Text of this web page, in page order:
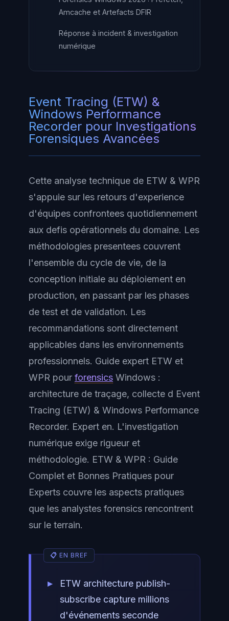
Amcache et Artefacts DFIR
Réponse à incident & investigation
numérique
Event Tracing (ETW) &
Windows Performance
Recorder pour Investigations
Forensiques Avancées
Cette analyse technique de ETW & WPR
s'appuie sur les retours d'experience
d'équipes confrontees quotidiennement
aux defis opérationnels du domaine. Les
méthodologies presentees couvrent
l'ensemble du cycle de vie, de la
conception initiale au déploiement en
production, en passant par les phases
de test et de validation. Les
recommandations sont directement
applicables dans les environnements
professionnels. Guide expert ETW et
WPR pour forensics Windows :
architecture de traçage, collecte d Event
Tracing (ETW) & Windows Performance
Recorder. Expert en. L'investigation
numérique exige rigueur et
méthodologie. ETW & WPR : Guide
Complet et Bonnes Pratiques pour
Experts couvre les aspects pratiques
que les analystes forensics rencontrent
sur le terrain.
ETW architecture publish-
subscribe capture millions
d'événements seconde